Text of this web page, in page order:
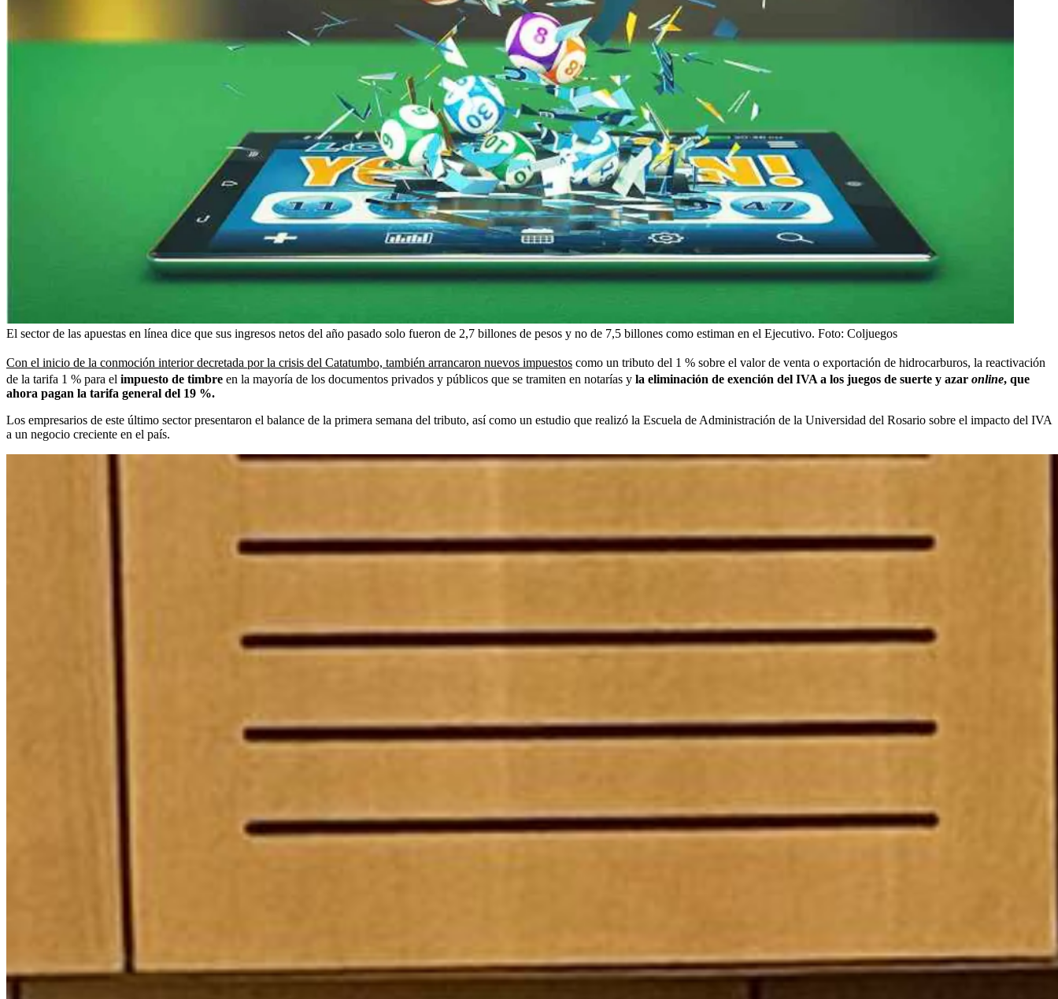
El sector de las apuestas en línea dice que sus ingresos netos del año pasado solo fueron de 2,7 billones de pesos y no de 7,5 billones como estiman en el Ejecutivo. Foto: Coljuegos
Con el inicio de la conmoción interior decretada por la crisis del Catatumbo, también arrancaron nuevos impuestos como un tributo del 1 % sobre el valor de venta o exportación de hidrocarburos, la reactivación
de la tarifa 1 % para el impuesto de timbre en la mayoría de los documentos privados y públicos que se tramiten en notarías y la eliminación de exención del IVA a los juegos de suerte y azar online, que
ahora pagan la tarifa general del 19 %.
Los empresarios de este último sector presentaron el balance de la primera semana del tributo, así como un estudio que realizó la Escuela de Administración de la Universidad del Rosario sobre el impacto del IVA
a un negocio creciente en el país.